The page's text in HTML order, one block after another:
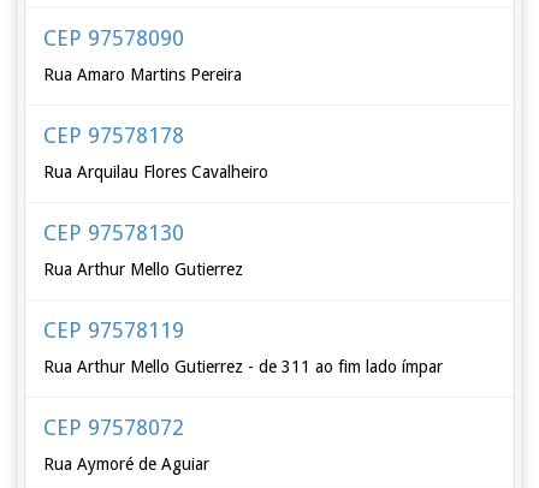
CEP 97578090
Rua Amaro Martins Pereira
CEP 97578178
Rua Arquilau Flores Cavalheiro
CEP 97578130
Rua Arthur Mello Gutierrez
CEP 97578119
Rua Arthur Mello Gutierrez - de 311 ao fim lado ímpar
CEP 97578072
Rua Aymoré de Aguiar